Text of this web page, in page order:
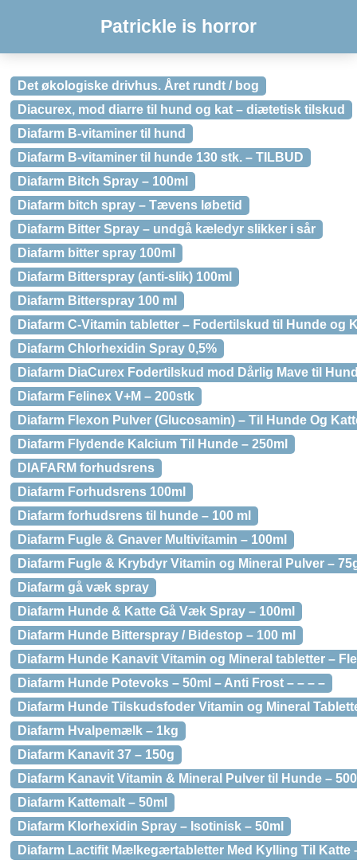
Patrickle is horror
Det økologiske drivhus. Året rundt / bog
Diacurex, mod diarre til hund og kat – diætetisk tilskud
Diafarm B-vitaminer til hund
Diafarm B-vitaminer til hunde 130 stk. – TILBUD
Diafarm Bitch Spray – 100ml
Diafarm bitch spray – Tævens løbetid
Diafarm Bitter Spray – undgå kæledyr slikker i sår
Diafarm bitter spray 100ml
Diafarm Bitterspray (anti-slik) 100ml
Diafarm Bitterspray 100 ml
Diafarm C-Vitamin tabletter – Fodertilskud til Hunde og
Diafarm Chlorhexidin Spray 0,5%
Diafarm DiaCurex Fodertilskud mod Dårlig Mave til
Diafarm Felinex V+M – 200stk
Diafarm Flexon Pulver (Glucosamin) – Til Hunde Og
Diafarm Flydende Kalcium Til Hunde – 250ml
DIAFARM forhudsrens
Diafarm Forhudsrens 100ml
Diafarm forhudsrens til hunde – 100 ml
Diafarm Fugle & Gnaver Multivitamin – 100ml
Diafarm Fugle & Krybdyr Vitamin og Mineral Pulver –
Diafarm gå væk spray
Diafarm Hunde & Katte Gå Væk Spray – 100ml
Diafarm Hunde Bitterspray / Bidestop – 100 ml
Diafarm Hunde Kanavit Vitamin og Mineral tabletter –
Diafarm Hunde Potevoks – 50ml – Anti Frost – – – –
Diafarm Hunde Tilskudsfoder Vitamin og Mineral
Diafarm Hvalpemælk – 1kg
Diafarm Kanavit 37 – 150g
Diafarm Kanavit Vitamin & Mineral Pulver til Hunde –
Diafarm Kattemalt – 50ml
Diafarm Klorhexidin Spray – Isotinisk – 50ml
Diafarm Lactifit Mælkegærtabletter Med Kylling Til Katte